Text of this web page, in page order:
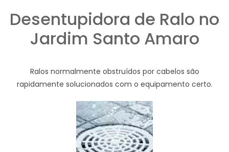
Desentupidora de Ralo no
Jardim Santo Amaro
Ralos normalmente obstruídos por cabelos são
rapidamente solucionados com o equipamento certo.